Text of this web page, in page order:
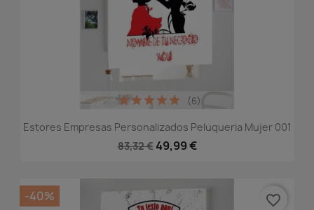
Estores Empresas Personalizados Peluqueria Mujer 001
83,32 € 49,99 €
(6)
-40% favorite_border